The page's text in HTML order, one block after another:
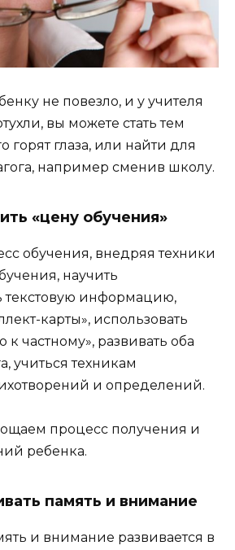
не повезло, и у учителя
вы можете стать тем
горят глаза, или найти для
например сменив школу.
«цену обучения»
обучения, внедряя техники
научить
текстовую информацию,
карты», использовать
к частному», развивать оба
учиться техникам
и определений.
процесс получения и
ребенка.
память и внимание
и внимание развивается в